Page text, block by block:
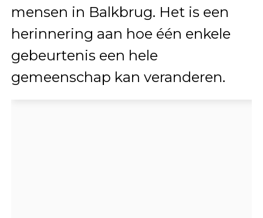
mensen in Balkbrug. Het is een
herinnering aan hoe één enkele
gebeurtenis een hele
gemeenschap kan veranderen.